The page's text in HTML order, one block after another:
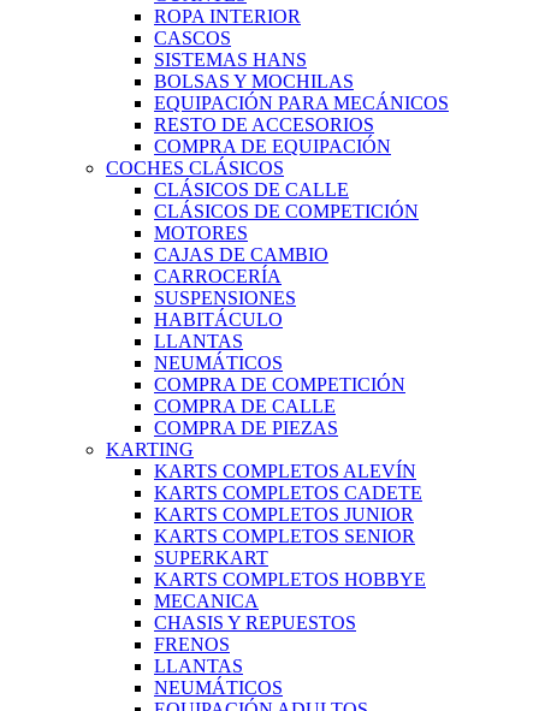
ROPA INTERIOR
CASCOS
SISTEMAS HANS
BOLSAS Y MOCHILAS
EQUIPACIÓN PARA MECÁNICOS
RESTO DE ACCESORIOS
COMPRA DE EQUIPACIÓN
COCHES CLÁSICOS
CLÁSICOS DE CALLE
CLÁSICOS DE COMPETICIÓN
MOTORES
CAJAS DE CAMBIO
CARROCERÍA
SUSPENSIONES
HABITÁCULO
LLANTAS
NEUMÁTICOS
COMPRA DE COMPETICIÓN
COMPRA DE CALLE
COMPRA DE PIEZAS
KARTING
KARTS COMPLETOS ALEVÍN
KARTS COMPLETOS CADETE
KARTS COMPLETOS JUNIOR
KARTS COMPLETOS SENIOR
SUPERKART
KARTS COMPLETOS HOBBYE
MECANICA
CHASIS Y REPUESTOS
FRENOS
LLANTAS
NEUMÁTICOS